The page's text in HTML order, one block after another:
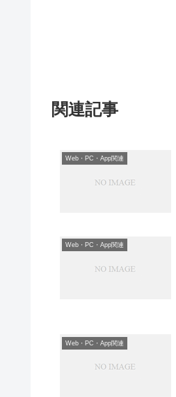
関連記事
Web・PC・App関連
Web・PC・App関連
Web・PC・App関連